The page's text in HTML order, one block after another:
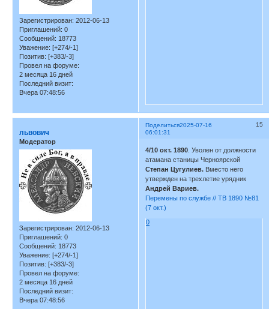
Зарегистрирован: 2012-06-13
Приглашений: 0
Сообщений: 18773
Уважение: [+274/-1]
Позитив: [+383/-3]
Провел на форуме:
2 месяца 16 дней
Последний визит:
Вчера 07:48:56
Поделиться 15
2025-07-16
06:01:31
львович
Модератор
Зарегистрирован: 2012-06-13
Приглашений: 0
Сообщений: 18773
Уважение: [+274/-1]
Позитив: [+383/-3]
Провел на форуме:
2 месяца 16 дней
Последний визит:
Вчера 07:48:56
4/10 окт. 1890 . Уволен от должности
атамана станицы Черноярской
Степан Цугулиев. Вместо него
утвержден на трехлетие урядник
Андрей Вариев.
Перемены по службе // ТВ 1890 №81
(7 окт.)
0